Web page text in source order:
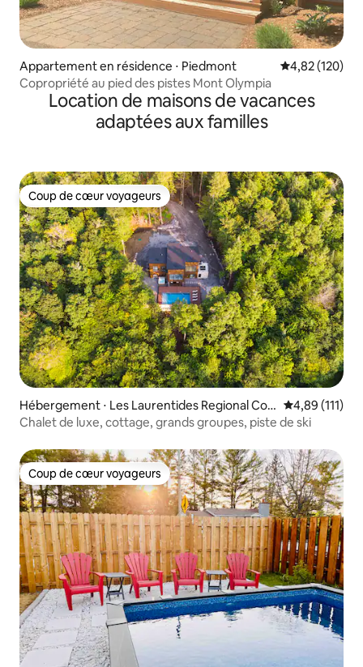
Appartement en résidence ⋅ Piedmont Évaluation
4,82 (120)
Copropriété au pied des pistes Mont Olympia
Location de maisons de vacances
adaptées aux familles
Coup de cœur voyageurs
Coup de cœur voyageurs
Hébergement ⋅ Les Laurentides Regional Cou
nty Municipality
Évaluation
4,89 (111)
Chalet de luxe, cottage, grands groupes, piste de ski
Coup de cœur voyageurs
Coup de cœur voyageurs